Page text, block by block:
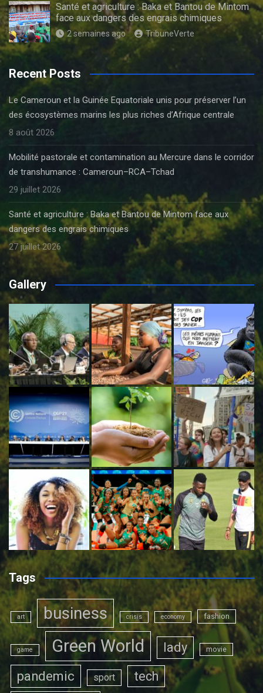
Santé et agriculture : Baka et Bantou de Mintom
face aux dangers des engrais chimiques
2 semaines ago TribuneVerte
Recent Posts
Le Cameroun et la Guinée Equatoriale unis pour préserver l’un
des écosystèmes marins les plus riches d’Afrique centrale
8 août 2026
Mobilité pastorale et contamination au Mercure dans le corridor
de transhumance : Cameroun–RCA–Tchad
29 juillet 2026
Santé et agriculture : Baka et Bantou de Mintom face aux
dangers des engrais chimiques
27 juillet 2026
Gallery
Tags
art business crisis economy fashion
game Green World lady movie
pandemic sport tech